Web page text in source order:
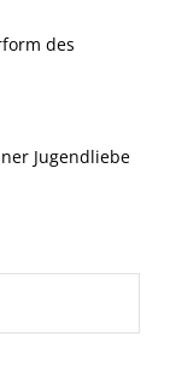
des
Jugendliebe